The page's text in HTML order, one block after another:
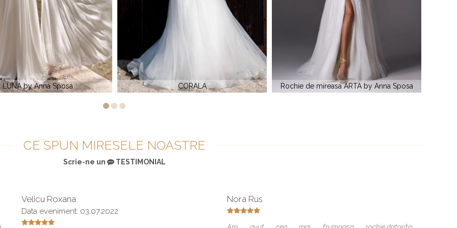
CORALA Rochie de mireasa ARTA by Anna Sposa VERA by Anna Sposa
CE SPUN MIRESELE NOASTRE
Scrie-ne un TESTIMONIAL
Velicu Roxana
Data eveniment: 03.07.2022
Nora Rus